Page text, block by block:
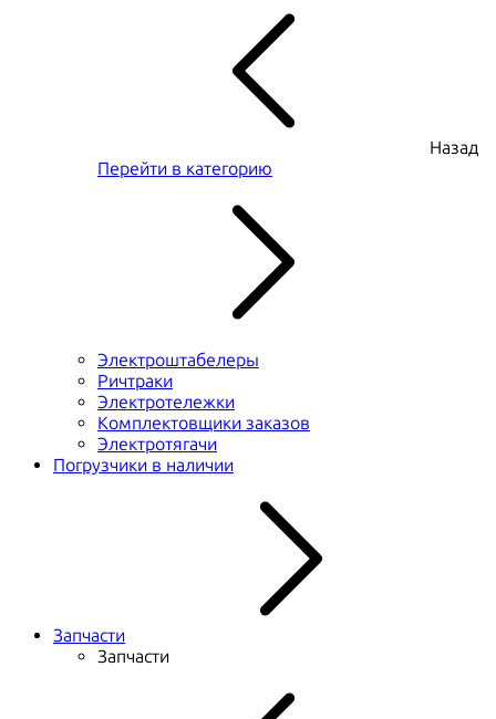
Назад
Перейти в категорию
Электроштабелеры
Ричтраки
Электротележки
Комплектовщики заказов
Электротягачи
Погрузчики в наличии
Запчасти
Запчасти